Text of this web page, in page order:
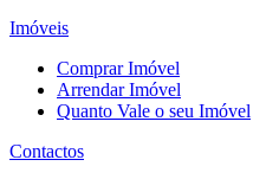
Imóveis
Comprar Imóvel
Arrendar Imóvel
Quanto Vale o seu Imóvel
Contactos